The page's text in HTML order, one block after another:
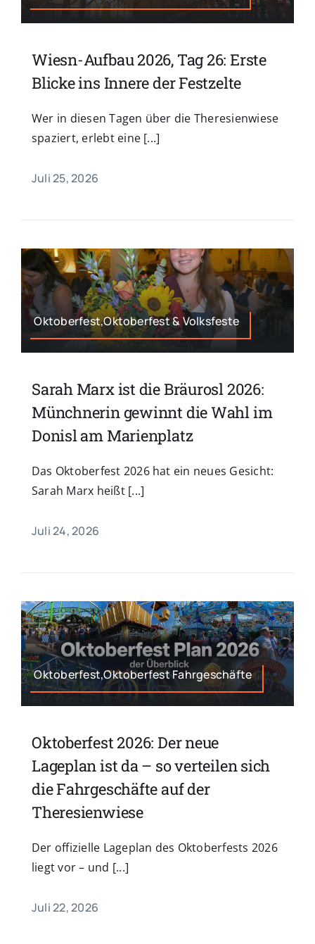
Wiesn-Aufbau 2026, Tag 26: Erste
Blicke ins Innere der Festzelte
Wer in diesen Tagen über die Theresienwiese
spaziert, erlebt eine [...]
Juli 25, 2026
Oktoberfest,Oktoberfest & Volksfeste
Sarah Marx ist die Bräurosl 2026:
Münchnerin gewinnt die Wahl im
Donisl am Marienplatz
Das Oktoberfest 2026 hat ein neues Gesicht:
Sarah Marx heißt [...]
Juli 24, 2026
Oktoberfest,Oktoberfest Fahrgeschäfte
Oktoberfest 2026: Der neue
Lageplan ist da – so verteilen sich
die Fahrgeschäfte auf der
Theresienwiese
Der offizielle Lageplan des Oktoberfests 2026
liegt vor – und [...]
Juli 22, 2026